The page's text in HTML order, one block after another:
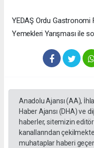
YEDAŞ Ordu Gastronomi
Yemekleri Yarışması ile
Anadolu Ajansı (AA),
Haber Ajansı (DHA) ve
haberler, sitemizin
kanallarından
muhataplar haberi